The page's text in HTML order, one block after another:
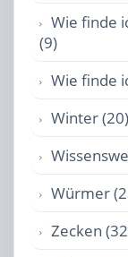
Wie finde
(9)
Wie finde
Winter (20)
Würmer
Zecken